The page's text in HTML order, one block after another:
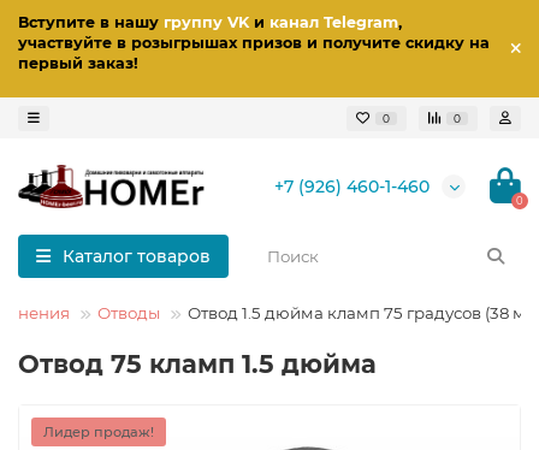
Вступите в нашу группу VKи канал Telegram,
участвуйте в розыгрышах призов и получите скидку на
первый заказ!
0 0
+7 (926) 460-1-460
0
Каталог товаров
Отводы Отвод 1.5 дюйма кламп 75 градусов (38
Отвод 75 кламп 1.5 дюйма
Лидер продаж!